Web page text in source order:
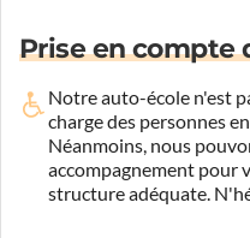
Prise en compte
Notre auto-école n'est
charge des personnes
Néanmoins, nous
accompagnement pour
structure adéquate.